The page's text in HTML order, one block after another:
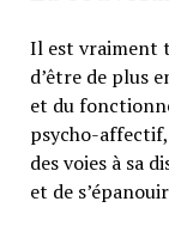
Il est vraiment
d’être de plus
et du
psycho-
des voies à sa
et de